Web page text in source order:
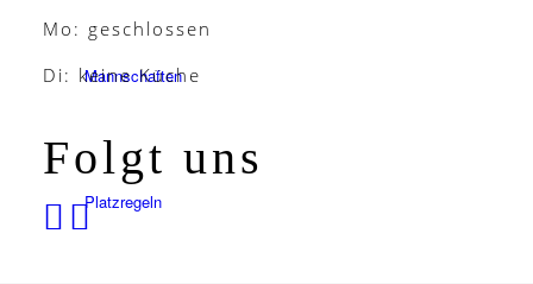
Mannschaften
Platzregeln
Mo: geschlossen
Di: keine Küche
Folgt uns